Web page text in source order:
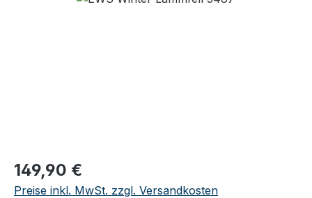
Regulärer Preis:
149,90 €
Preise inkl. MwSt. zzgl. Versandkosten